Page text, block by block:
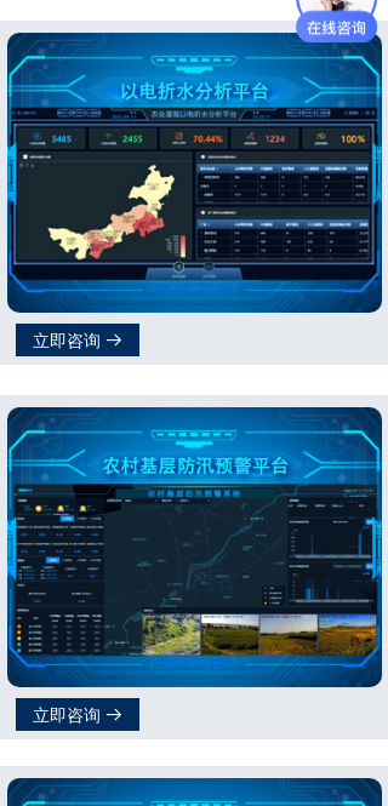
立即咨询 뀠
立即咨询 뀠